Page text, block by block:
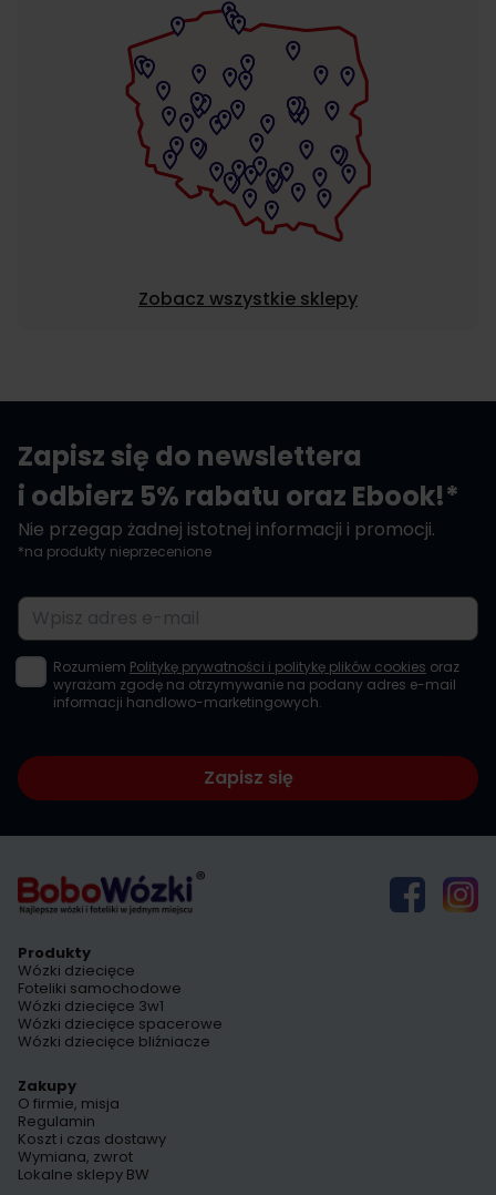
Zobacz wszystkie sklepy
Zapisz się do newslettera
i odbierz 5% rabatu oraz Ebook!*
Nie przegap żadnej istotnej informacji i promocji.
*na produkty nieprzecenione
Adres e-mail
Rozumiem Politykę prywatności i politykę plików cookies oraz
wyrażam zgodę na otrzymywanie na podany adres e-mail
informacji handlowo-marketingowych.
Zapisz się
Produkty
Wózki dziecięce
Foteliki samochodowe
Wózki dziecięce 3w1
Wózki dziecięce spacerowe
Wózki dziecięce bliźniacze
Zakupy
O firmie, misja
Regulamin
Koszt i czas dostawy
Wymiana, zwrot
Lokalne sklepy BW